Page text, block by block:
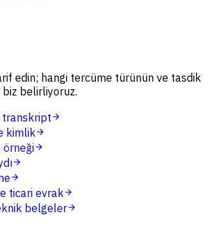
edin; hangi tercüme türünün ve tasdik
biz belirliyoruz.
transkriptarrow_forward
kimlikarrow_forward
örneğiarrow_forward
arrow_forward
arrow_forward
ticari evrakarrow_forward
belgelerarrow_forward